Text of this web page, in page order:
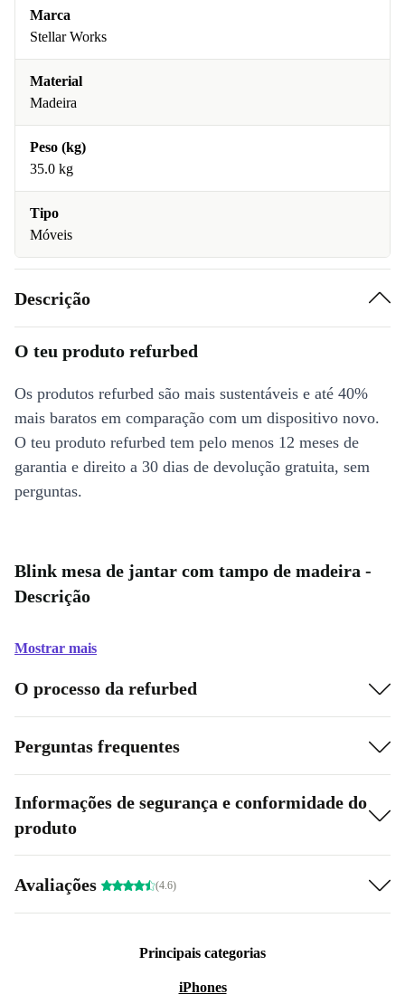
Marca
Stellar Works
Material
Madeira
Peso (kg)
35.0 kg
Tipo
Móveis
Descrição
O teu produto refurbed
Os produtos refurbed são mais sustentáveis e até 40%
mais baratos em comparação com um dispositivo novo.
O teu produto refurbed tem pelo menos 12 meses de
garantia e direito a 30 dias de devolução gratuita, sem
perguntas.
Blink mesa de jantar com tampo de madeira -
Descrição
Mostrar mais
O processo da refurbed
Perguntas frequentes
Informações de segurança e conformidade do
produto
Avaliações (4.6)
Principais categorias
iPhones